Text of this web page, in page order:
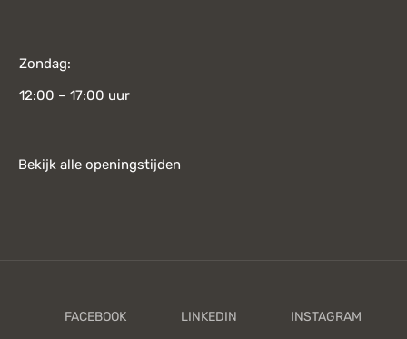
Zondag:
12:00 – 17:00 uur
Bekijk alle openingstijden